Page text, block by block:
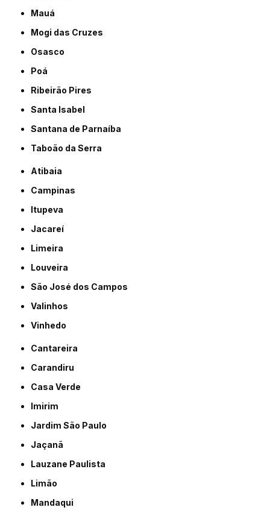
Mauá
Mogi das Cruzes
Osasco
Poá
Ribeirão Pires
Santa Isabel
Santana de Parnaíba
Taboão da Serra
Atibaia
Campinas
Itupeva
Jacareí
Limeira
Louveira
São José dos Campos
Valinhos
Vinhedo
Cantareira
Carandiru
Casa Verde
Imirim
Jardim São Paulo
Jaçanã
Lauzane Paulista
Limão
Mandaqui